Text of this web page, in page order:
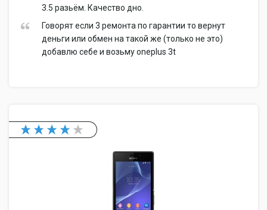
3.5 разьём. Качество дно.
Говорят если 3 ремонта по гарантии то вернут
деньги или обмен на такой же (только не это)
добавлю себе и возьму oneplus 3t